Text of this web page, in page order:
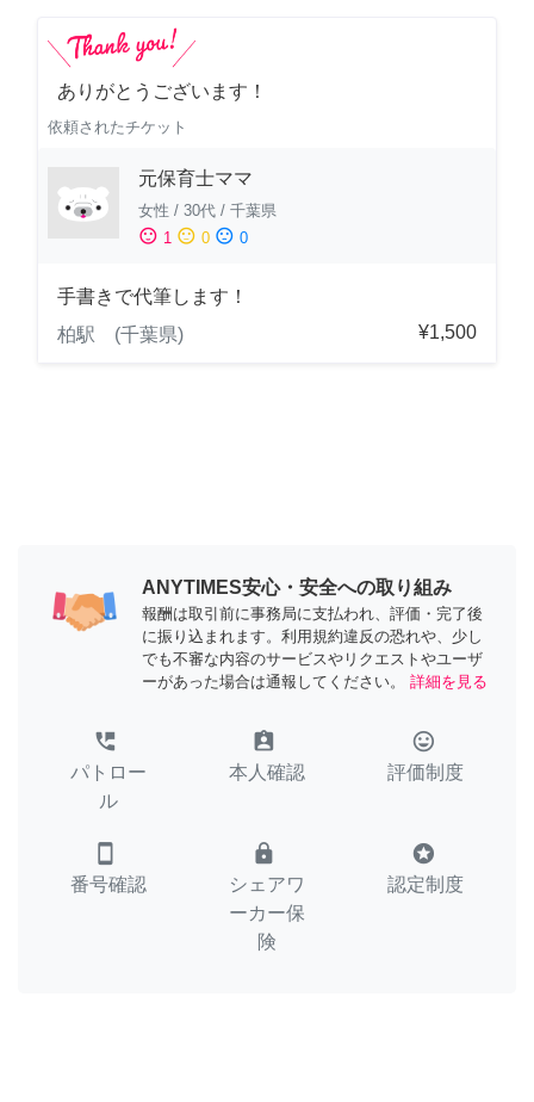
ありがとうございます！
依頼されたチケット
元保育士ママ
女性 / 30代 / 千葉県
sentiment_satisfied 1 sentiment_neutral 0 sentiment_dissatisfied 0
手書きで代筆します！
柏駅 (千葉県)
¥1,500
ANYTIMES安心・安全への取り組み
報酬は取引前に事務局に支払われ、評価・完了後
に振り込まれます。利用規約違反の恐れや、少し
でも不審な内容のサービスやリクエストやユーザ
ーがあった場合は通報してください。
詳細を見る
perm_phone_msg
パトロー
ル
assignment_ind
本人確認
tag_faces
評価制度
smartphone
番号確認
lock
シェアワ
ーカー保
険
stars
認定制度